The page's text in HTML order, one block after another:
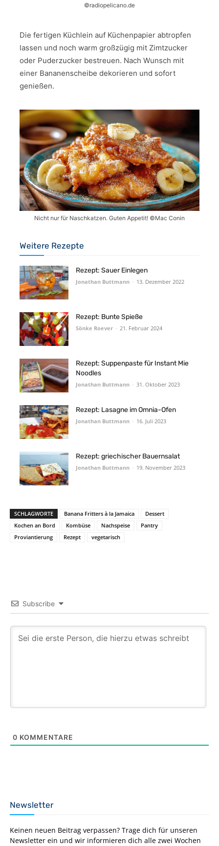
©radiopelicano.de
Die fertigen Küchlein auf Küchenpapier abtropfen
lassen und noch warm großzügig mit Zimtzucker
oder Puderzucker bestreuen. Nach Wunsch mit
einer Bananenscheibe dekorieren und sofort
genießen.
Nicht nur für Naschkatzen. Guten Appetit! ©Mac Conin
Weitere Rezepte
Rezept: Sauer Einlegen
Jonathan Buttmann - 13. Dezember 2022
Rezept: Bunte Spieße
Sönke Roever - 21. Februar 2024
Rezept: Suppenpaste für Instant Mie
Noodles
Jonathan Buttmann - 31. Oktober 2023
Rezept: Lasagne im Omnia-Ofen
Jonathan Buttmann - 16. Juli 2023
Rezept: griechischer Bauernsalat
Jonathan Buttmann - 19. November 2023
SCHLAGWORTE Banana Fritters à la Jamaica
Dessert
Kochen an Bord
Kombüse Nachspeise
Pantry
Proviantierung
Rezept vegetarisch
Subscribe
0 KOMMENTARE
Newsletter
Keinen neuen Beitrag verpassen? Trage dich für unseren
Newsletter ein und wir informieren dich alle zwei Wochen